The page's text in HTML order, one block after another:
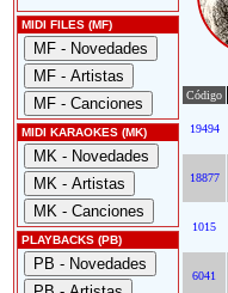
MIDI FILES (MF)
MIDI KARAOKES (MK)
PLAYBACKS (PB)
Código
19494
18877
1015
6041